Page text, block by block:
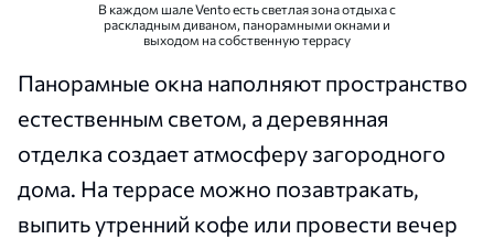
В каждом шале Vento есть светлая зона отдыха с
раскладным диваном, панорамными окнами и
выходом на собственную террасу
Панорамные окна наполняют пространство
естественным светом, а деревянная
отделка создает атмосферу загородного
дома. На террасе можно позавтракать,
выпить утренний кофе или провести вечер